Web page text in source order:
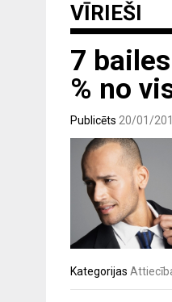
VĪRIEŠI
7
% no
Publicēts 20/01/
Kategorijas